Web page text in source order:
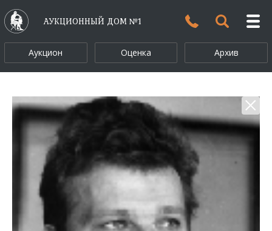
АУКЦИОННЫЙ ДОМ №1
Аукцион Оценка Архив